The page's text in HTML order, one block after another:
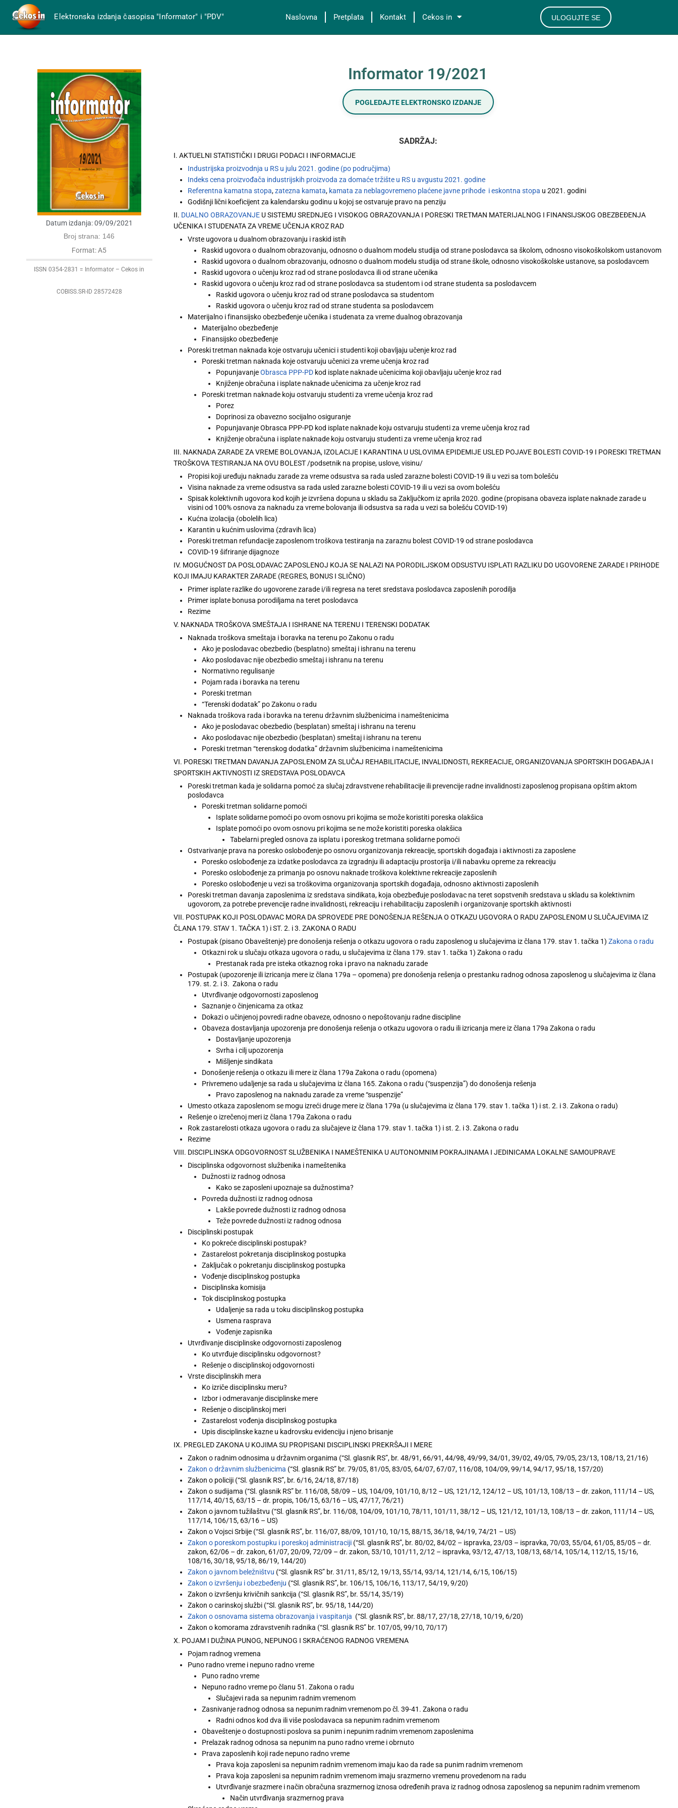
Elektronska izdanja časopisa "Informator" i "PDV" Naslovna Pretplata Kontakt Cekos in ULOGUJTE SE
Datum izdanja:09/09/2021
Broj strana: 146
Format: A5
ISSN 0354-2831 = Informator – Cekos in
COBISS.SR-ID 28572428
Informator 19/2021
POGLEDAJTE ELEKTRONSKO IZDANJE
SADRŽAJ:
I. AKTUELNI STATISTIČKI I DRUGI PODACI I INFORMACIJE
Industrijska proizvodnja u RS u julu 2021. godine (po područjima)
Indeks cena proizvođača industrijskih proizvoda za domaće tržište u RS u avgustu 2021. godine
Referentna kamatna stopa,zatezna kamata, kamata za neblagovremeno plaćene javne prihode i eskontna stopa u 2021. godini
Godišnji lični koeficijent za kalendarsku godinu u kojoj se ostvaruje pravo na penziju
II. DUALNO OBRAZOVANJEU SISTEMU SREDNJEG I VISOKOG OBRAZOVANJA I PORESKI TRETMAN MATERIJALNOG I FINANSIJSKOG OBEZBEĐENJA
UČENIKA I STUDENATA ZA VREME UČENJA KROZ RAD
Vrste ugovora u dualnom obrazovanju i raskid istih
Raskid ugovora o dualnom obrazovanju, odnosno o dualnom modelu studija od strane poslodavca sa školom, odnosno visokoškolskom ustanovom
Raskid ugovora o dualnom obrazovanju, odnosno o dualnom modelu studija od strane škole, odnosno visokoškolske ustanove, sa poslodavcem
Raskid ugovora o učenju kroz rad od strane poslodavca ili od strane učenika
Raskid ugovora o učenju kroz rad od strane poslodavca sa studentom i od strane studenta sa poslodavcem
Raskid ugovora o učenju kroz rad od strane poslodavca sa studentom
Raskid ugovora o učenju kroz rad od strane studenta sa poslodavcem
Materijalno i finansijsko obezbeđenje učenika i studenata za vreme dualnog obrazovanja
Materijalno obezbeđenje
Finansijsko obezbeđenje
Poreski tretman naknada koje ostvaruju učenici i studenti koji obavljaju učenje kroz rad
Poreski tretman naknada koje ostvaruju učenici za vreme učenja kroz rad
PopunjavanjeObrasca PPP-PDkod isplate naknade učenicima koji obavljaju učenje kroz rad
Knjiženje obračuna i isplate naknade učenicima za učenje kroz rad
Poreski tretman naknade koju ostvaruju studenti za vreme učenja kroz rad
Porez
Doprinosi za obavezno socijalno osiguranje
Popunjavanje Obrasca PPP-PD kod isplate naknade koju ostvaruju studenti za vreme učenja kroz rad
Knjiženje obračuna i isplate naknade koju ostvaruju studenti za vreme učenja kroz rad
III. NAKNADA ZARADE ZA VREME BOLOVANJA, IZOLACIJE I KARANTINA U USLOVIMA EPIDEMIJE USLED POJAVE BOLESTI COVID-19 I PORESKI TRETMAN
TROŠKOVA TESTIRANJA NA OVU BOLEST /podsetnik na propise, uslove, visinu/
Propisi koji uređuju naknadu zarade za vreme odsustva sa rada usled zarazne bolesti COVID-19 ili u vezi sa tom bolešću
Visina naknade za vreme odsustva sa rada usled zarazne bolesti COVID-19 ili u vezi sa ovom bolešću
Spisak kolektivnih ugovora kod kojih je izvršena dopuna u skladu sa Zaključkom iz aprila 2020. godine (propisana obaveza isplate naknade zarade u
visini od 100% osnova za naknadu za vreme bolovanja ili odsustva sa rada u vezi sa bolešću COVID-19)
Kućna izolacija (obolelih lica)
Karantin u kućnim uslovima (zdravih lica)
Poreski tretman refundacije zaposlenom troškova testiranja na zaraznu bolest COVID-19 od strane poslodavca
COVID-19 šifriranje dijagnoze
IV. MOGUĆNOST DA POSLODAVAC ZAPOSLENOJ KOJA SE NALAZI NA PORODILJSKOM ODSUSTVU ISPLATI RAZLIKU DO UGOVORENE ZARADE I PRIHODE
KOJI IMAJU KARAKTER ZARADE (REGRES, BONUS I SLIČNO)
Primer isplate razlike do ugovorene zarade i/ili regresa na teret sredstava poslodavca zaposlenih porodilja
Primer isplate bonusa porodiljama na teret poslodavca
Rezime
V. NAKNADA TROŠKOVA SMEŠTAJA I ISHRANE NA TERENU I TERENSKI DODATAK
Naknada troškova smeštaja i boravka na terenu po Zakonu o radu
Ako je poslodavac obezbedio (besplatno) smeštaj i ishranu na terenu
Ako poslodavac nije obezbedio smeštaj i ishranu na terenu
Normativno regulisanje
Pojam rada i boravka na terenu
Poreski tretman
“Terenski dodatak” po Zakonu o radu
Naknada troškova rada i boravka na terenu državnim službenicima i nameštenicima
Ako je poslodavac obezbedio (besplatan) smeštaj i ishranu na terenu
Ako poslodavac nije obezbedio (besplatan) smeštaj i ishranu na terenu
Poreski tretman “terenskog dodatka” državnim službenicima i nameštenicima
VI. PORESKI TRETMAN DAVANJA ZAPOSLENOM ZA SLUČAJ REHABILITACIJE, INVALIDNOSTI, REKREACIJE, ORGANIZOVANJA SPORTSKIH DOGAĐAJA I
SPORTSKIH AKTIVNOSTI IZ SREDSTAVA POSLODAVCA
Poreski tretman kada je solidarna pomoć za slučaj zdravstvene rehabilitacije ili prevencije radne invalidnosti zaposlenog propisana opštim aktom
poslodavca
Poreski tretman solidarne pomoći
Isplate solidarne pomoći po ovom osnovu pri kojima se može koristiti poreska olakšica
Isplate pomoći po ovom osnovu pri kojima se ne može koristiti poreska olakšica
Tabelarni pregled osnova za isplatu i poreskog tretmana solidarne pomoći
Ostvarivanje prava na poresko oslobođenje po osnovu organizovanja rekreacije, sportskih događaja i aktivnosti za zaposlene
Poresko oslobođenje za izdatke poslodavca za izgradnju ili adaptaciju prostorija i/ili nabavku opreme za rekreaciju
Poresko oslobođenje za primanja po osnovu naknade troškova kolektivne rekreacije zaposlenih
Poresko oslobođenje u vezi sa troškovima organizovanja sportskih događaja, odnosno aktivnosti zaposlenih
Poreski tretman davanja zaposlenima iz sredstava sindikata, koja obezbeđuje poslodavac na teret sopstvenih sredstava u skladu sa kolektivnim
ugovorom, za potrebe prevencije radne invalidnosti, rekreaciju i rehabilitaciju zaposlenih i organizovanje sportskih aktivnosti
VII. POSTUPAK KOJI POSLODAVAC MORA DA SPROVEDE PRE DONOŠENJA REŠENJA O OTKAZU UGOVORA O RADU ZAPOSLENOM U SLUČAJEVIMA IZ
ČLANA 179. STAV 1. TAČKA 1) i ST. 2. i 3. ZAKONA O RADU
Postupak (pisano Obaveštenje) pre donošenja rešenja o otkazu ugovora o radu zaposlenog u slučajevima iz člana 179. stav 1. tačka 1) Zakona o radu
Otkazni rok u slučaju otkaza ugovora o radu, u slučajevima iz člana 179. stav 1. tačka 1) Zakona o radu
Prestanak rada pre isteka otkaznog roka i pravo na naknadu zarade
Postupak (upozorenje ili izricanja mere iz člana 179a – opomena) pre donošenja rešenja o prestanku radnog odnosa zaposlenog u slučajevima iz člana
179. st. 2. i 3. Zakona o radu
Utvrđivanje odgovornosti zaposlenog
Saznanje o činjenicama za otkaz
Dokazi o učinjenoj povredi radne obaveze, odnosno o nepoštovanju radne discipline
Obaveza dostavljanja upozorenja pre donošenja rešenja o otkazu ugovora o radu ili izricanja mere iz člana 179a Zakona o radu
Dostavljanje upozorenja
Svrha i cilj upozorenja
Mišljenje sindikata
Donošenje rešenja o otkazu ili mere iz člana 179a Zakona o radu (opomena)
Privremeno udaljenje sa rada u slučajevima iz člana 165. Zakona o radu (“suspenzija”) do donošenja rešenja
Pravo zaposlenog na naknadu zarade za vreme “suspenzije”
Umesto otkaza zaposlenom se mogu izreći druge mere iz člana 179a (u slučajevima iz člana 179. stav 1. tačka 1) i st. 2. i 3. Zakona o radu)
Rešenje o izrečenoj meri iz člana 179a Zakona o radu
Rok zastarelosti otkaza ugovora o radu za slučajeve iz člana 179. stav 1. tačka 1) i st. 2. i 3. Zakona o radu
Rezime
VIII. DISCIPLINSKA ODGOVORNOST SLUŽBENIKA I NAMEŠTENIKA U AUTONOMNIM POKRAJINAMA I JEDINICAMA LOKALNE SAMOUPRAVE
Disciplinska odgovornost službenika i nameštenika
Dužnosti iz radnog odnosa
Kako se zaposleni upoznaje sa dužnostima?
Povreda dužnosti iz radnog odnosa
Lakše povrede dužnosti iz radnog odnosa
Teže povrede dužnosti iz radnog odnosa
Disciplinski postupak
Ko pokreće disciplinski postupak?
Zastarelost pokretanja disciplinskog postupka
Zaključak o pokretanju disciplinskog postupka
Vođenje disciplinskog postupka
Disciplinska komisija
Tok disciplinskog postupka
Udaljenje sa rada u toku disciplinskog postupka
Usmena rasprava
Vođenje zapisnika
Utvrđivanje disciplinske odgovornosti zaposlenog
Ko utvrđuje disciplinsku odgovornost?
Rešenje o disciplinskoj odgovornosti
Vrste disciplinskih mera
Ko izriče disciplinsku meru?
Izbor i odmeravanje disciplinske mere
Rešenje o disciplinskoj meri
Zastarelost vođenja disciplinskog postupka
Upis disciplinske kazne u kadrovsku evidenciju i njeno brisanje
IX. PREGLED ZAKONA U KOJIMA SU PROPISANI DISCIPLINSKI PREKRŠAJI I MERE
Zakon o radnim odnosima u državnim organima (“Sl. glasnik RS”, br. 48/91, 66/91, 44/98, 49/99, 34/01, 39/02, 49/05, 79/05, 23/13, 108/13, 21/16)
Zakon o državnim službenicima (“Sl. glasnik RS” br. 79/05, 81/05, 83/05, 64/07, 67/07, 116/08, 104/09, 99/14, 94/17, 95/18, 157/20)
Zakon o policiji (“Sl. glasnik RS”, br. 6/16, 24/18, 87/18)
Zakon o sudijama (“Sl. glasnik RS” br. 116/08, 58/09 – US, 104/09, 101/10, 8/12 – US, 121/12, 124/12 – US, 101/13, 108/13 – dr. zakon, 111/14 – US,
117/14, 40/15, 63/15 – dr. propis, 106/15, 63/16 – US, 47/17, 76/21)
Zakon o javnom tužilaštvu (“Sl. glasnik RS”, br. 116/08, 104/09, 101/10, 78/11, 101/11, 38/12 – US, 121/12, 101/13, 108/13 – dr. zakon, 111/14 – US,
117/14, 106/15, 63/16 – US)
Zakon o Vojsci Srbije (“Sl. glasnik RS”, br. 116/07, 88/09, 101/10, 10/15, 88/15, 36/18, 94/19, 74/21 – US)
Zakon o poreskom postupku i poreskoj administraciji (“Sl. glasnik RS”, br. 80/02, 84/02 – ispravka, 23/03 – ispravka, 70/03, 55/04, 61/05, 85/05 – dr.
zakon, 62/06 – dr. zakon, 61/07, 20/09, 72/09 – dr. zakon, 53/10, 101/11, 2/12 – ispravka, 93/12, 47/13, 108/13, 68/14, 105/14, 112/15, 15/16,
108/16, 30/18, 95/18, 86/19, 144/20)
Zakon o javnom beležništvu (“Sl. glasnik RS” br. 31/11, 85/12, 19/13, 55/14, 93/14, 121/14, 6/15, 106/15)
Zakon o izvršenju i obezbeđenju (“Sl. glasnik RS”, br. 106/15, 106/16, 113/17, 54/19, 9/20)
Zakon o izvršenju krivičnih sankcija (“Sl. glasnik RS”, br. 55/14, 35/19)
Zakon o carinskoj službi (“Sl. glasnik RS”, br. 95/18, 144/20)
Zakon o osnovama sistema obrazovanja i vaspitanja (“Sl. glasnik RS”, br. 88/17, 27/18, 27/18, 10/19, 6/20)
Zakon o komorama zdravstvenih radnika (“Sl. glasnik RS” br. 107/05, 99/10, 70/17)
X. POJAM I DUŽINA PUNOG, NEPUNOG I SKRAĆENOG RADNOG VREMENA
Pojam radnog vremena
Puno radno vreme i nepuno radno vreme
Puno radno vreme
Nepuno radno vreme po članu 51. Zakona o radu
Slučajevi rada sa nepunim radnim vremenom
Zasnivanje radnog odnosa sa nepunim radnim vremenom po čl. 39-41. Zakona o radu
Radni odnos kod dva ili više poslodavaca sa nepunim radnim vremenom
Obaveštenje o dostupnosti poslova sa punim i nepunim radnim vremenom zaposlenima
Prelazak radnog odnosa sa nepunim na puno radno vreme i obrnuto
Prava zaposlenih koji rade nepuno radno vreme
Prava koja zaposleni sa nepunim radnim vremenom imaju kao da rade sa punim radnim vremenom
Prava koja zaposleni sa nepunim radnim vremenom imaju srazmerno vremenu provedenom na radu
Utvrđivanje srazmere i način obračuna srazmernog iznosa određenih prava iz radnog odnosa zaposlenog sa nepunim radnim vremenom
Način utvrđivanja srazmernog prava